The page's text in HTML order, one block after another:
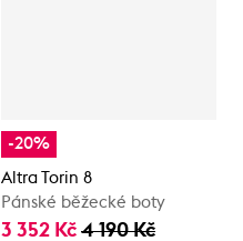
-20%
Altra Torin 8
Pánské běžecké boty
3 352 Kč 4 190 Kč